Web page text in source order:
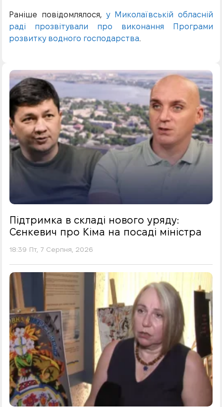
Раніше повідомлялося, у Миколаївській обласній
раді прозвітували про виконання Програми
розвитку водного господарства.
Підтримка в складі нового уряду:
Сєнкевич про Кіма на посаді міністра
18:39 Пт, 7 Серпня, 2026